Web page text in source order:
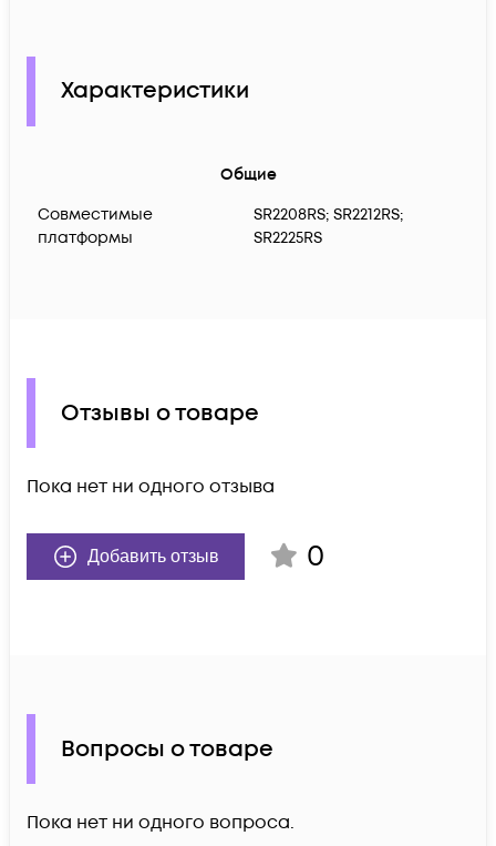
Характеристики
Общие
Совместимые
платформы
SR2208RS; SR2212RS;
SR2225RS
Отзывы о товаре
Пока нет ни одного отзыва
Добавить отзыв 0
Вопросы о товаре
Пока нет ни одного вопроса.